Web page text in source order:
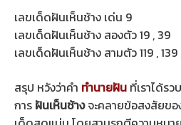
เลขเด็ดฝันเห็นช้าง เด่น 9
เลขเด็ดฝันเห็นช้าง สองตัว 19 , 39
เลขเด็ดฝันเห็นช้าง สามตัว 119 ,
สรุป หวังว่าคำ ทำนายฝัน ที่เราได้ร
การ ฝันเห็นช้างจะคลายข้อสงสัยข